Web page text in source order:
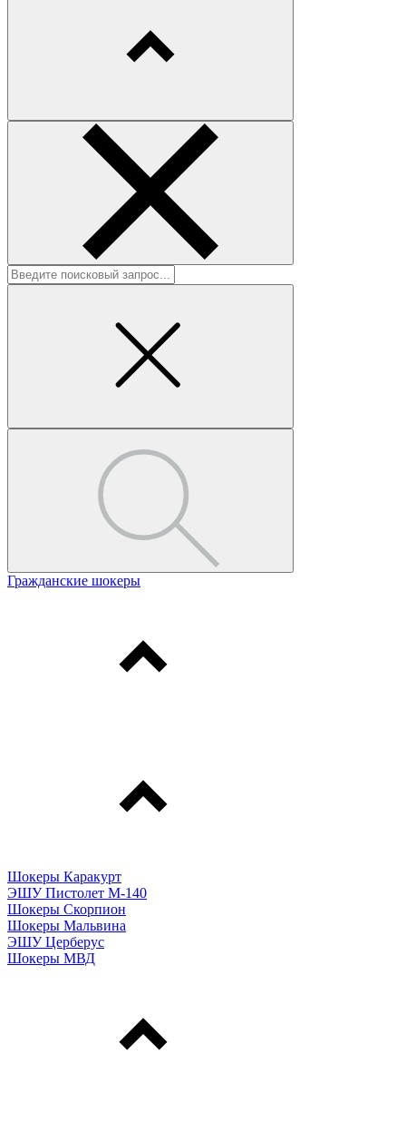
Гражданские шокеры
Шокеры Каракурт
ЭШУ Пистолет М-140
Шокеры Скорпион
Шокеры Мальвина
ЭШУ Церберус
Шокеры МВД